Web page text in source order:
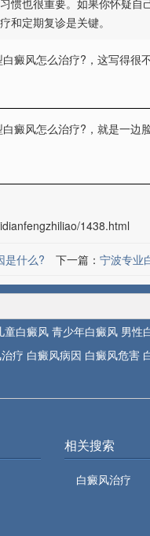
和定期复诊是关键。
癜风怎么治疗? ，这写得很
癜风怎么治疗? ，就是一边
1438.html
是什么? 下一篇：宁波专业
童白癜风 青少年白癜风 男性
疗 白癜风病因 白癜风危害
相关搜索
白癜风治疗